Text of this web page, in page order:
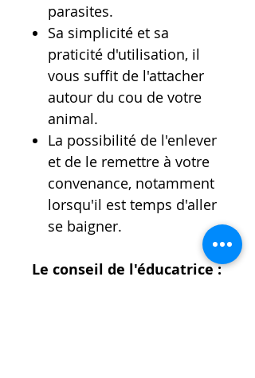
parasites.
Sa simplicité et sa
praticité d'utilisation, il
vous suffit de l'attacher
autour du cou de votre
animal.
La possibilité de l'enlever
et de le remettre à votre
convenance, notamment
lorsqu'il est temps d'aller
se baigner.
Le conseil de l'éducatrice :